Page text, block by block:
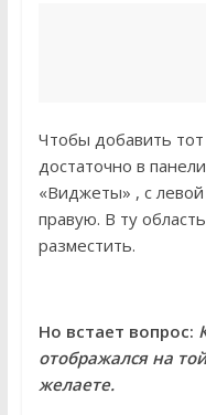
Чтобы добавить
достаточно в
«Виджеты» , с
правую. В ту
разместить.
Но встает вопрос:
отображался на
желаете.